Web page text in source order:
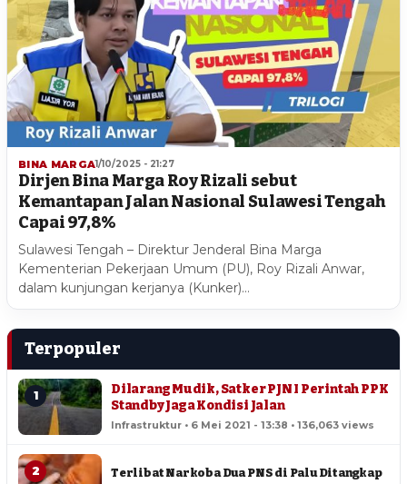
BINA MARGA1/10/2025 - 21:27
Dirjen Bina Marga Roy Rizali sebut
Kemantapan Jalan Nasional Sulawesi Tengah
Capai 97,8%
Sulawesi Tengah – Direktur Jenderal Bina Marga
Kementerian Pekerjaan Umum (PU), Roy Rizali Anwar,
dalam kunjungan kerjanya (Kunker)…
Terpopuler
1
Dilarang Mudik, Satker PJN I Perintah PPK
Standby Jaga Kondisi Jalan
Infrastruktur • 6 Mei 2021 - 13:38 • 136,063 views
2 Terlibat Narkoba Dua PNS di Palu Ditangkap